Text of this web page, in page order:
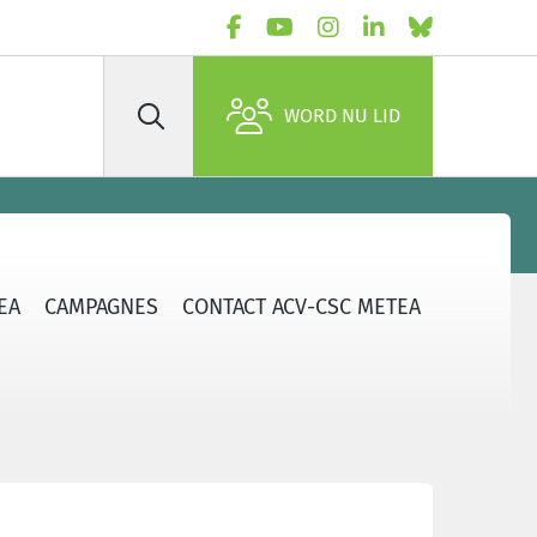
Zoek WORD NU LID
CAMPAGNES CONTACT ACV-CSC METEA